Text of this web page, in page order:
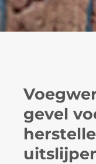
gevel